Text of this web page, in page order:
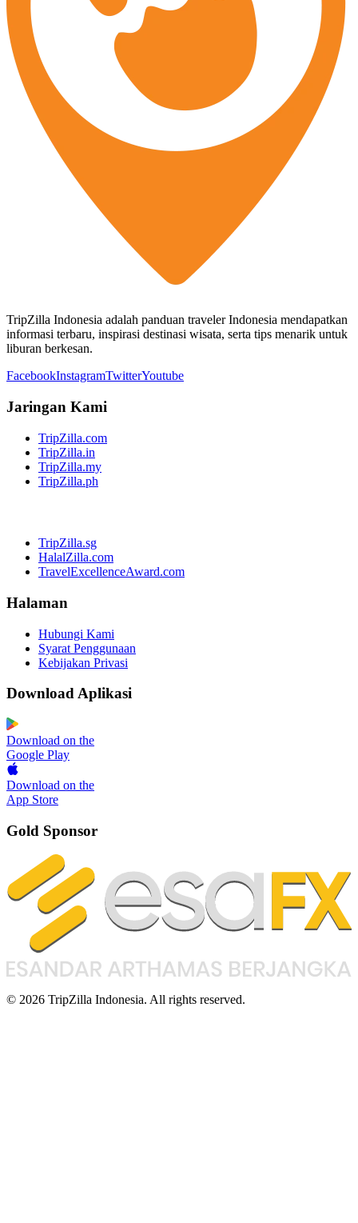
TripZilla Indonesia adalah panduan traveler Indonesia mendapatkan
informasi terbaru, inspirasi destinasi wisata, serta tips menarik untuk
liburan berkesan.
FacebookInstagramTwitterYoutube
Jaringan Kami
TripZilla.com
TripZilla.in
TripZilla.my
TripZilla.ph
TripZilla.sg
HalalZilla.com
TravelExcellenceAward.com
Halaman
Hubungi Kami
Syarat Penggunaan
Kebijakan Privasi
Download Aplikasi
Download on the
Google Play
Download on the
App Store
Gold Sponsor
© 2026 TripZilla Indonesia. All rights reserved.